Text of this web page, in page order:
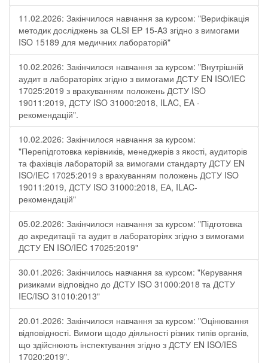
11.02.2026: Закінчилося навчання за курсом: "Верифікація
методик досліджень за CLSI EP 15-A3 згідно з вимогами
ISO 15189 для медичних лабораторій"
10.02.2026: Закінчилося навчання за курсом: "Внутрішній
аудит в лабораторіях згідно з вимогами ДСТУ EN ISO/IEC
17025:2019 з врахуванням положень ДСТУ ISO
19011:2019, ДСТУ ISO 31000:2018, ILAC, EA -
рекомендацій".
10.02.2026: Закінчилося навчання за курсом:
"Перепідготовка керівників, менеджерів з якості, аудиторів
та фахівців лабораторій за вимогами стандарту ДСТУ EN
ISO/IEC 17025:2019 з врахуванням положень ДСТУ ISO
19011:2019, ДСТУ ISO 31000:2018, ЕА, ILAC-
рекомендацій"
05.02.2026: Закінчилося навчання за курсом: "Підготовка
до акредитації та аудит в лабораторіях згідно з вимогами
ДСТУ EN ISO/IEC 17025:2019"
30.01.2026: Закінчилось навчання за курсом: "Керування
ризиками відповідно до ДСТУ ISO 31000:2018 та ДСТУ
IEC/ISO 31010:2013"
20.01.2026: Закінчилося навчання за курсом: "Оцінювання
відповідності. Вимоги щодо діяльності різних типів органів,
що здійснюють інспектування згідно з ДСТУ ЕN ISO/IES
17020:2019".